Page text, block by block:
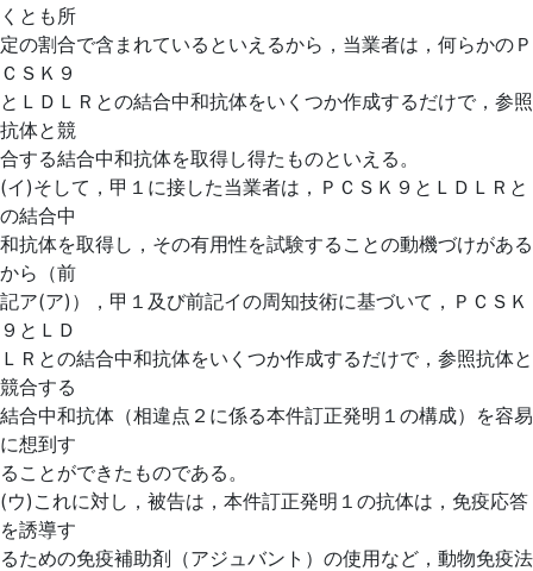
くとも所
定の割合で含まれているといえるから，当業者は，何らかのＰ
ＣＳＫ９
とＬＤＬＲとの結合中和抗体をいくつか作成するだけで，参照
抗体と競
合する結合中和抗体を取得し得たものといえる。
(イ)そして，甲１に接した当業者は，ＰＣＳＫ９とＬＤＬＲと
の結合中
和抗体を取得し，その有用性を試験することの動機づけがある
から（前
記ア(ア)），甲１及び前記イの周知技術に基づいて，ＰＣＳＫ
９とＬＤ
ＬＲとの結合中和抗体をいくつか作成するだけで，参照抗体と
競合する
結合中和抗体（相違点２に係る本件訂正発明１の構成）を容易
に想到す
ることができたものである。
(ウ)これに対し，被告は，本件訂正発明１の抗体は，免疫応答
を誘導す
るための免疫補助剤（アジュバント）の使用など，動物免疫法